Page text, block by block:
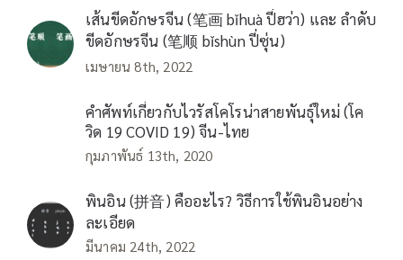
เส้นขีดอักษรจีน (笔画 bǐhuà ปี่ฮว่า) และ ลำดับ
ขีดอักษรจีน (笔顺 bǐshùn ปี่ซุ่น)
เมษายน 8th, 2022
คำศัพท์เกี่ยวกับไวรัสโคโรน่าสายพันธุ์ใหม่ (โค
วิด 19 COVID 19) จีน-ไทย
กุมภาพันธ์ 13th, 2020
พินอิน (拼音) คืออะไร? วิธีการใช้พินอินอย่าง
ละเอียด
มีนาคม 24th, 2022